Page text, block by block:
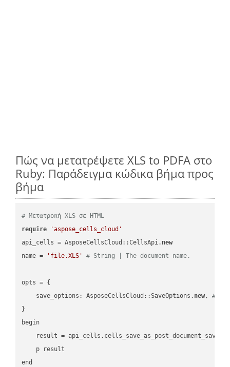
Πώς να μετατρέψετε XLS to PDFA στο
Ruby: Παράδειγμα κώδικα βήμα προς
βήμα
# Μετατροπή XLS σε HTML
require
'aspose_cells_cloud'
api_cells = AsposeCellsCloud::CellsApi. new
name =
'file.XLS' # String | The document name.
opts = {
    save_options: AsposeCellsCloud::SaveOptions.
new, #
}
begin
result =
    p result
end